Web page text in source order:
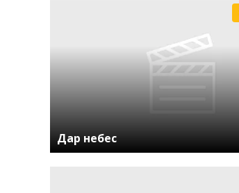
Дар небес